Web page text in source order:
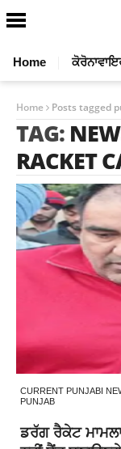
Home
Home Posts tagged
TAG:
RACKET
CURRENT PUNJABI
PUNJAB
ਡਰੱਗ ਰੈਕੇਟ